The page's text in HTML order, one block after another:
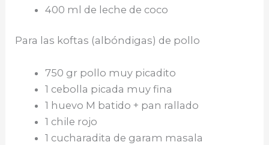
400 ml de leche de coco
Para las koftas (albóndigas) de pollo
750 gr pollo muy picadito
1 cebolla picada muy fina
1 huevo M batido + pan rallado
1 chile rojo
1 cucharadita de garam masala